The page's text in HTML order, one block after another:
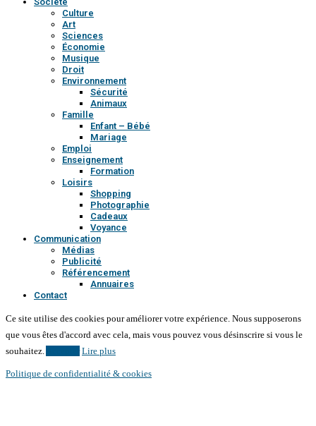
Culture
Art
Sciences
Économie
Musique
Droit
Environnement
Sécurité
Animaux
Famille
Enfant – Bébé
Mariage
Emploi
Enseignement
Formation
Loisirs
Shopping
Photographie
Cadeaux
Voyance
Communication
Médias
Publicité
Référencement
Annuaires
Contact
Ce site utilise des cookies pour améliorer votre expérience. Nous supposerons
que vous êtes d'accord avec cela, mais vous pouvez vous désinscrire si vous le
souhaitez.
Lire plus
Politique de confidentialité & cookies